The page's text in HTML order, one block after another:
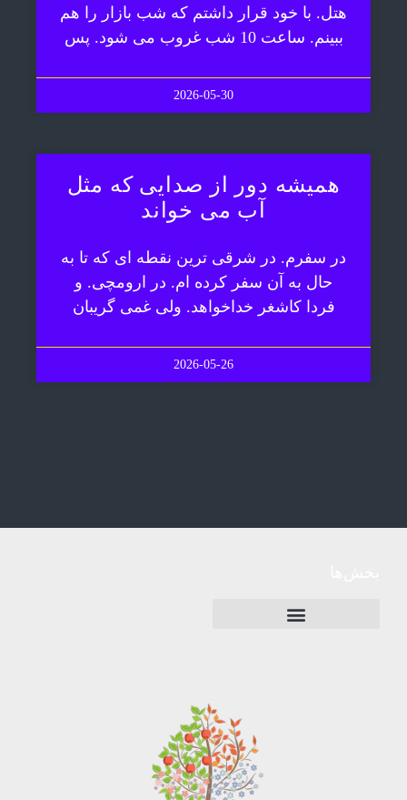
هتل. با خود قرار داشتم که شب بازار را هم
ببینم. ساعت 10 شب غروب می شود. پس
2026-05-30
همیشه دور از صدایی که مثل
آب می خواند
در سفرم. در شرقی ترین نقطه ای که تا به
حال به آن سفر کرده ام. در ارومچی. و
فردا کاشغر خداخواهد. ولی غمی گریبان
2026-05-26